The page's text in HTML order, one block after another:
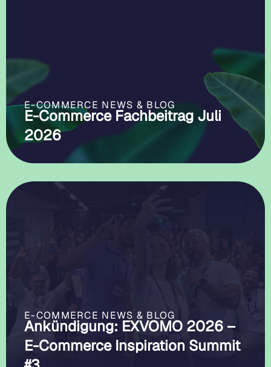
E-COMMERCE NEWS & BLOG
E-Commerce Fachbeitrag Juli
2026
E-COMMERCE NEWS & BLOG
Ankündigung: EXVOMO 2026 –
E-Commerce Inspiration Summit